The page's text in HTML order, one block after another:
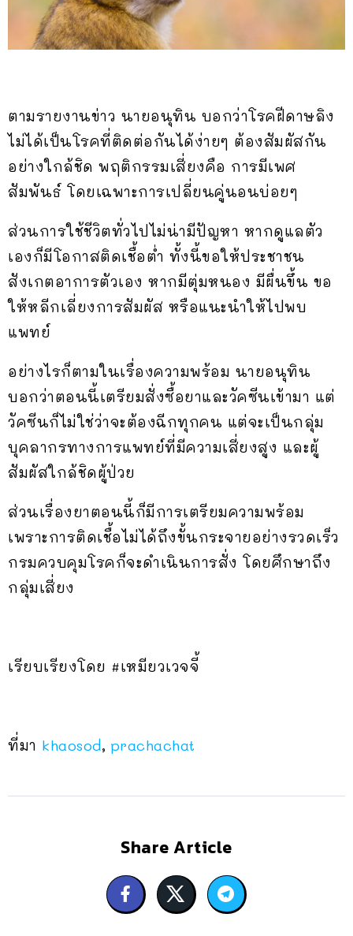
ตามรายงานข่าว นายอนุทิน บอกว่าโรคฝีดาษลิง
ไม่ได้เป็นโรคที่ติดต่อกันได้ง่ายๆ ต้องสัมผัสกัน
อย่างใกล้ชิด พฤติกรรมเสี่ยงคือ การมีเพศ
สัมพันธ์ โดยเฉพาะการเปลี่ยนคู่นอนบ่อยๆ
ส่วนการใช้ชีวิตทั่วไปไม่น่ามีปัญหา หากดูแลตัว
เองก็มีโอกาสติดเชื้อต่ำ ทั้งนี้ขอให้ประชาชน
สังเกตอาการตัวเอง หากมีตุ่มหนอง มีผื่นขึ้น ขอ
ให้หลีกเลี่ยงการสัมผัส หรือแนะนำให้ไปพบ
แพทย์
อย่างไรก็ตามในเรื่องความพร้อม นายอนุทิน
บอกว่าตอนนี้เตรียมสั่งซื้อยาและวัคซีนเข้ามา แต่
วัคซีนก็ไม่ใช่ว่าจะต้องฉีกทุกคน แต่จะเป็นกลุ่ม
บุคลากรทางการแพทย์ที่มีความเสี่ยงสูง และผู้
สัมผัสใกล้ชิดผู้ป่วย
ส่วนเรื่องยาตอนนี้ก็มีการเตรียมความพร้อม
เพราะการติดเชื้อไม่ได้ถึงขั้นกระจายอย่างรวดเร็ว
กรมควบคุมโรคก็จะดำเนินการสั่ง โดยศึกษาถึง
กลุ่มเสี่ยง
เรียบเรียงโดย #เหมียวเวจจี้
ที่มา khaosod, prachachat
Share Article